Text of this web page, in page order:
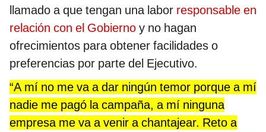
llamado a que tengan una labor responsable en
relación con el Gobierno y no hagan
ofrecimientos para obtener facilidades o
preferencias por parte del Ejecutivo.
“A mí no me va a dar ningún temor porque a mí
nadie me pagó la campaña, a mí ninguna
empresa me va a venir a chantajear. Reto a